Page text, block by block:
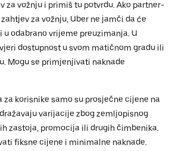
za vožnju i primiš tu potvrdu. Ako partner-
za vožnju, Uber ne jamči da će
u odabrano vrijeme preuzimanja. U
dostupnost u svom matičnom gradu ili
Mogu se primjenjivati naknade
korisnike samo su prosječne cijene na
varijacije zbog zemljopisnog
zastoja, promocija ili drugih čimbenika.
fiksne cijene i minimalne naknade.